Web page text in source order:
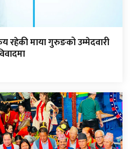
रहेकी माया गुरुङको उम्मेदवारी